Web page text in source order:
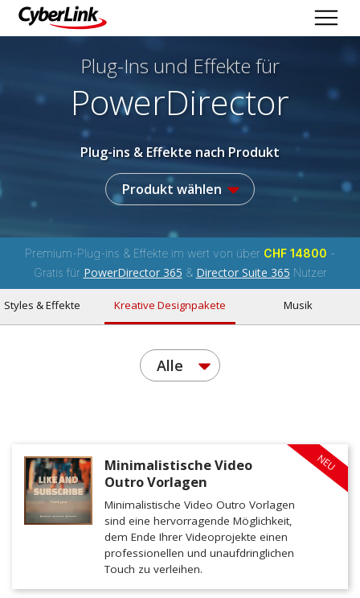
Plug-Ins und Effekte für
PowerDirector
Plug-ins & Effekte nach Produkt
Produkt wählen
Premium-Plug-ins & Effekte im wert von über CHF 14800 -
Gratis für PowerDirector 365 & Director Suite 365 Nutzer
Styles & Effekte Kreative Designpakete Musik
Alle
NEU
Minimalistische Video
Outro Vorlagen
Minimalistische Video Outro Vorlagen
sind eine hervorragende Möglichkeit,
dem Ende Ihrer Videoprojekte einen
professionellen und unaufdringlichen
Touch zu verleihen.